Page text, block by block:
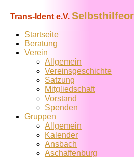
Trans-Ident e.V.
Startseite
Beratung
Verein
Allgemein
Vereins­geschichte
Satzung
Mitglied­schaft
Vorstand
Spenden
Gruppen
Allgemein
Kalender
Ansbach
Aschaffenburg